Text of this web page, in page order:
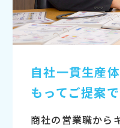
自社一貫生産
もってご提案で
商社の営業職から